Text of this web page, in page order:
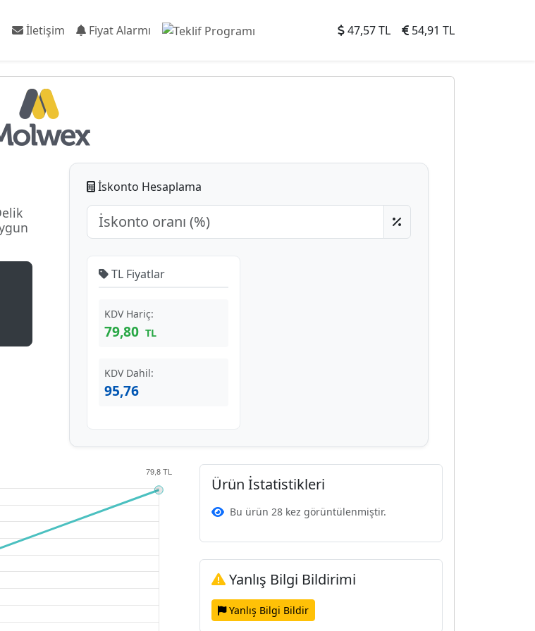
İletişim Fiyat Alarmı 47,57 TL 54,91 TL
İskonto Hesaplama
TL Fiyatlar
KDV Hariç:
79,80 TL
KDV Dahil:
95,76
Ürün İstatistikleri
Bu ürün 28 kez görüntülenmiştir.
Yanlış Bilgi Bildirimi
Yanlış Bilgi Bildir